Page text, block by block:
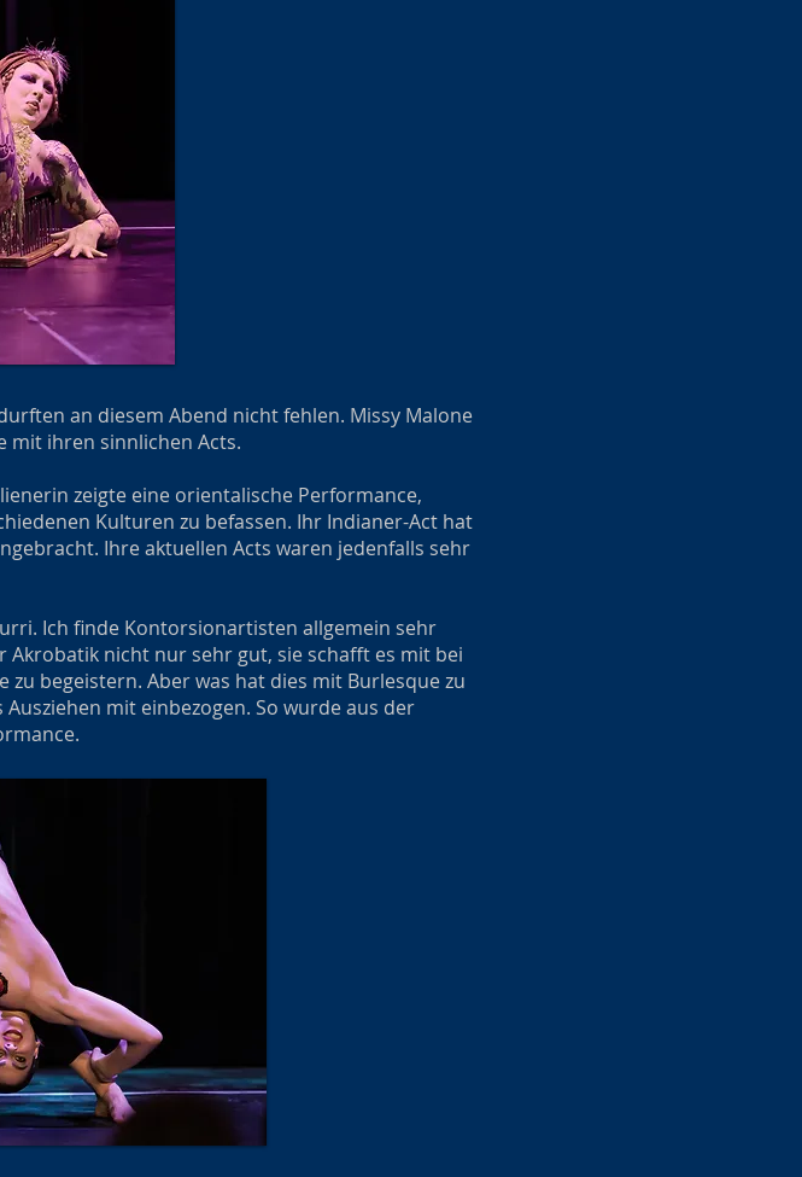
an diesem Abend nicht fehlen. Missy Malone
mit ihren sinnlichen Acts.
zeigte eine orientalische Performance,
Kulturen zu befassen. Ihr Indianer-Act hat
Ihre aktuellen Acts waren jedenfalls sehr
Ich finde Kontorsionartisten allgemein sehr
nicht nur sehr gut, sie schafft es mit bei
begeistern. Aber was hat dies mit Burlesque zu
mit einbezogen. So wurde aus der